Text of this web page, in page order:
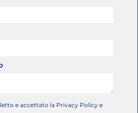
e accettato la Privacy Policy e